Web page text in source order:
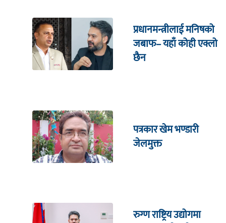
प्रधानमन्त्रीलाई मनिषको
जबाफ– यहाँ कोही एक्लो
छैन
पत्रकार खेम भण्डारी
जेलमुक्त
रुग्ण राष्ट्रिय उद्योगमा